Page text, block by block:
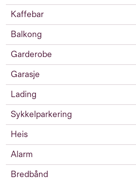
Kaffebar
Balkong
Garderobe
Garasje
Lading
Sykkelparkering
Heis
Alarm
Bredbånd